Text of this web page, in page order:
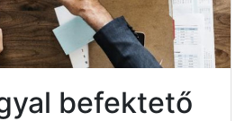
befektető